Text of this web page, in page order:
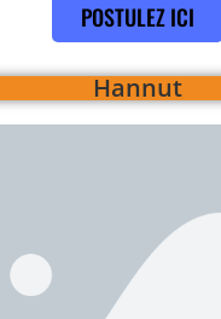
POSTULEZ ICI
Hannut